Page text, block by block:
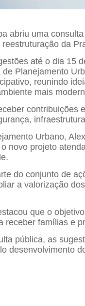
abriu uma
da
até o dia 15
Planejamento
reunindo
mais
contribuições
Urbano,
novo projeto
do conjunto de
a valorização
que o
receber famílias e
pública, as
desenvolvimento